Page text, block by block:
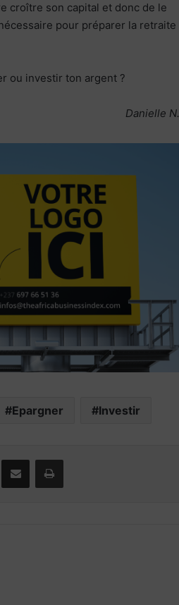
croître son capital et donc de le
pour préparer la retraite
ou investir ton argent ?
Danielle N.
Epargner Investir
Partager par email Imprimer